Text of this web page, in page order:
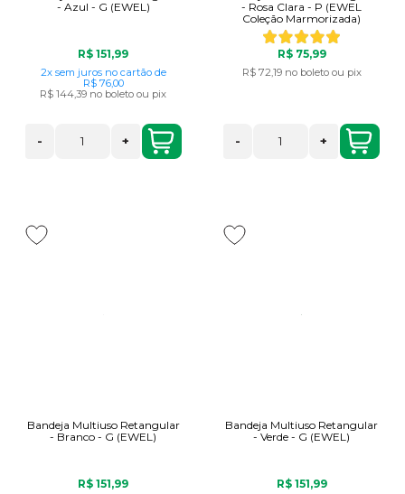
- Azul - G (EWEL)
R$ 151,99
2x sem juros no cartãode
R$ 76,00
R$ 144,39 no boleto ou pix
- +
- Rosa Clara - P (EWEL
Coleção Marmorizada)
R$ 75,99
R$ 72,19 no boleto ou pix
- +
Bandeja Multiuso Retangular
- Branco - G (EWEL)
R$ 151,99
Bandeja Multiuso Retangular
- Verde - G (EWEL)
R$ 151,99